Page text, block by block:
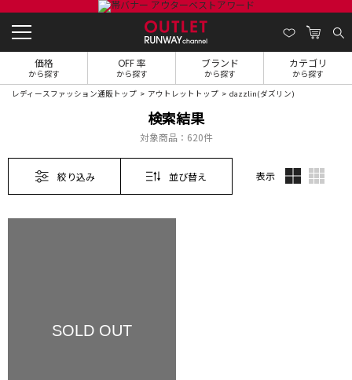
価格
から探す
OFF 率
から探す
ブランド
から探す
カテゴリ
から探す
レディースファッション通販トップ アウトレットトップ dazzlin(ダズリン)
検索結果
対象商品： 620件
絞り込み 並び替え 表示
SOLD OUT